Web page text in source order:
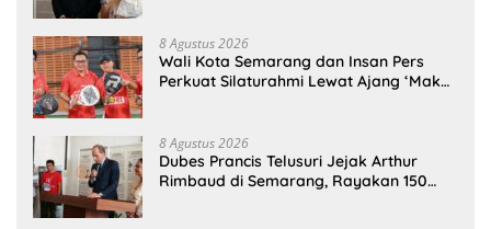
8 Agustus 2026
Wali Kota Semarang dan Insan Pers
Perkuat Silaturahmi Lewat Ajang ‘Mak
8 Agustus 2026
Dubes Prancis Telusuri Jejak Arthur
Rimbaud di Semarang, Rayakan 150